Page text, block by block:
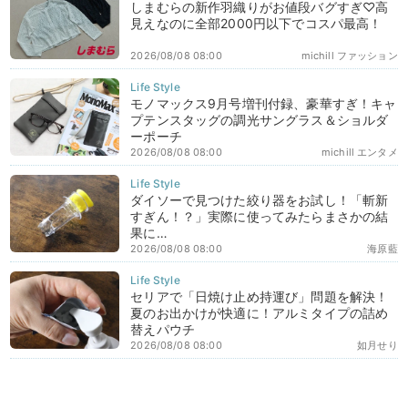
しまむらの新作羽織りがお値段バグすぎ♡高
見えなのに全部2000円以下でコスパ最高！
michill ファッション
2026/08/08 08:00
モノマックス9月号増刊付録、豪華すぎ！キャ
プテンスタッグの調光サングラス＆ショルダ
ーポーチ
michill エンタメ
2026/08/08 08:00
ダイソーで見つけた絞り器をお試し！「斬新
すぎん！？」実際に使ってみたらまさかの結
果に…
海原藍
2026/08/08 08:00
セリアで「日焼け止め持運び」問題を解決！
夏のお出かけが快適に！アルミタイプの詰め
替えパウチ
如月せり
2026/08/08 08:00